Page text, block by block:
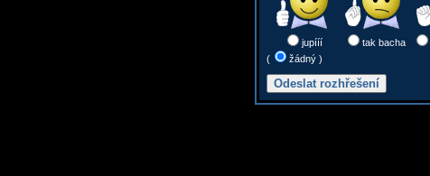
jupííí tak bacha
(
žádný )